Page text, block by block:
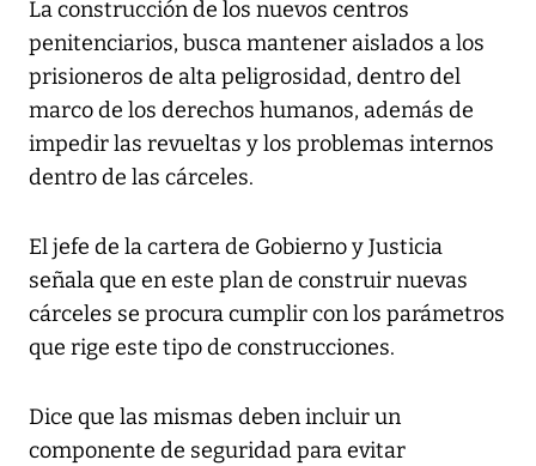
La construcción de los nuevos centros
penitenciarios, busca mantener aislados a los
prisioneros de alta peligrosidad, dentro del
marco de los derechos humanos, además de
impedir las revueltas y los problemas internos
dentro de las cárceles.
El jefe de la cartera de Gobierno y Justicia
señala que en este plan de construir nuevas
cárceles se procura cumplir con los parámetros
que rige este tipo de construcciones.
Dice que las mismas deben incluir un
componente de seguridad para evitar